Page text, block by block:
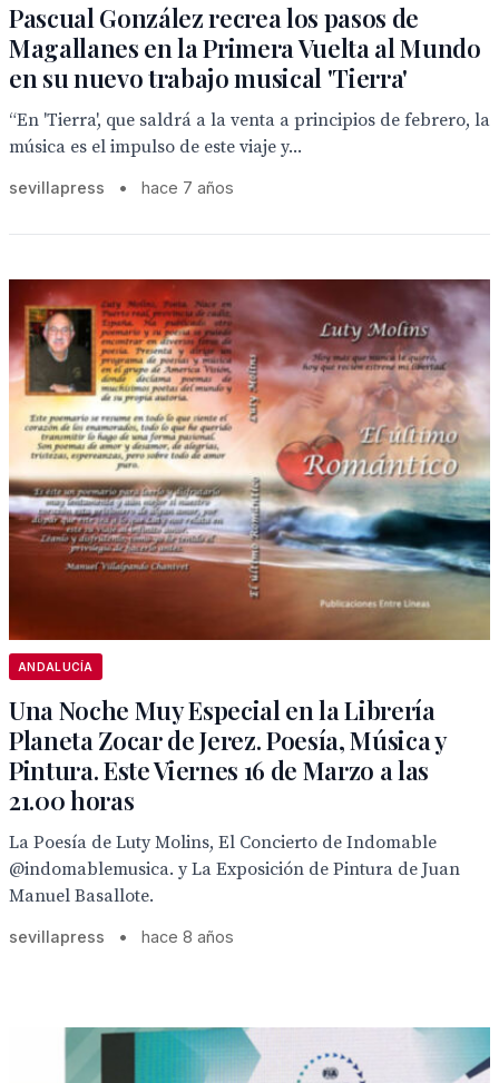
Pascual González recrea los pasos de
Magallanes en la Primera Vuelta al Mundo
en su nuevo trabajo musical 'Tierra'
“En 'Tierra', que saldrá a la venta a principios de febrero, la
música es el impulso de este viaje y...
sevillapress • hace 7 años
ANDALUCÍA
Una Noche Muy Especial en la Librería
Planeta Zocar de Jerez. Poesía, Música y
Pintura. Este Viernes 16 de Marzo a las
21.00 horas
La Poesía de Luty Molins, El Concierto de Indomable
@indomablemusica. y La Exposición de Pintura de Juan
Manuel Basallote.
sevillapress • hace 8 años